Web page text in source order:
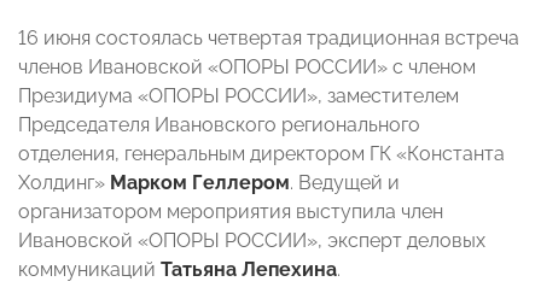
16 июня состоялась четвертая традиционная встреча
членов Ивановской «ОПОРЫ РОССИИ» с членом
Президиума «ОПОРЫ РОССИИ», заместителем
Председателя Ивановского регионального
отделения, генеральным директором ГК «Константа
Холдинг» Марком Геллером. Ведущей и
организатором мероприятия выступила член
Ивановской «ОПОРЫ РОССИИ», эксперт деловых
коммуникаций Татьяна Лепехина.